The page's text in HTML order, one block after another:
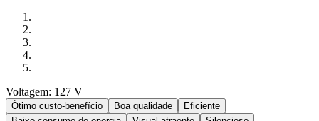
Voltagem: 127 V
Ótimo custo-benefício Boa qualidade
Eficiente